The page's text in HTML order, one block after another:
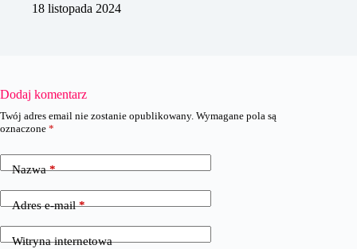
18 listopada 2024
Dodaj komentarz
Twój adres email nie zostanie opublikowany. Wymagane pola są
oznaczone *
Nazwa*
Adres e-mail*
Witryna internetowa